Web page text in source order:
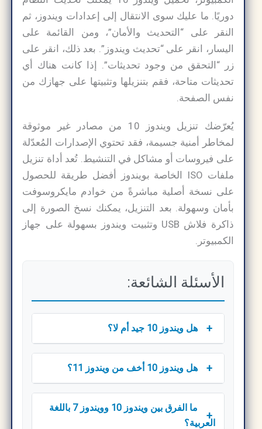
دوريًا. ما عليك سوى الانتقال إلى إعدادات ويندوز، ثم
النقر على “التحديث والأمان”، ومن القائمة على
اليسار، انقر على “تحديث ويندوز”. بعد ذلك، انقر على
زر “التحقق من وجود تحديثات”. إذا كانت هناك أي
تحديثات متاحة، فقم بتنزيلها وتثبيتها على جهازك من
نفس الصفحة.
يُعرّضك تنزيل ويندوز 10 من مصادر غير موثوقة
لمخاطر أمنية جسيمة، فقد تحتوي الإصدارات المُعدّلة
على فيروسات أو مشاكل في التنشيط. تُعد أداة تنزيل
ملفات ISO الخاصة بويندوز أفضل طريقة للحصول
على نسخة أصلية مباشرةً من خوادم مايكروسوفت
بأمان وسهولة. بعد التنزيل، يمكنك نسخ الصورة إلى
ذاكرة فلاش USB وتثبيت ويندوز بسهولة على جهاز
الكمبيوتر.
الأسئلة الشائعة:
هل ويندوز 10 جيد أم لا؟ +
هل ويندوز 10 أخف من ويندوز 11؟ +
ما الفرق بين ويندوز 10 وويندوز 7 باللغة
العربية؟
+